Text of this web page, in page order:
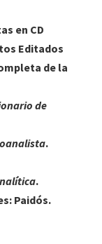
en CD
Editados
de la
de
.
.
Paidós.